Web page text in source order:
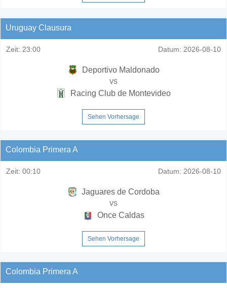
Uruguay Clausura
Zeit: 23:00 Datum: 2026-08-10
Deportivo Maldonado
vs
Racing Club de Montevideo
Sehen Vorhersage
Colombia Primera A
Zeit: 00:10 Datum: 2026-08-10
Jaguares de Cordoba
vs
Once Caldas
Sehen Vorhersage
Colombia Primera A